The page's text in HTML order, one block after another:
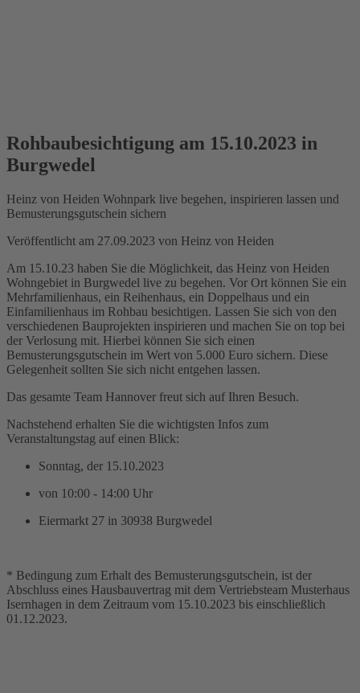
Rohbaubesichtigung am 15.10.2023 in
Burgwedel
Heinz von Heiden Wohnpark live begehen, inspirieren lassen und
Bemusterungsgutschein sichern
Veröffentlicht am 27.09.2023 von Heinz von Heiden
Am 15.10.23 haben Sie die Möglichkeit, das Heinz von Heiden
Wohngebiet in Burgwedel live zu begehen. Vor Ort können Sie ein
Mehrfamilienhaus, ein Reihenhaus, ein Doppelhaus und ein
Einfamilienhaus im Rohbau besichtigen. Lassen Sie sich von den
verschiedenen Bauprojekten inspirieren und machen Sie on top bei
der Verlosung mit. Hierbei können Sie sich einen
Bemusterungsgutschein im Wert von 5.000 Euro sichern. Diese
Gelegenheit sollten Sie sich nicht entgehen lassen.
Das gesamte Team Hannover freut sich auf Ihren Besuch.
Nachstehend erhalten Sie die wichtigsten Infos zum
Veranstaltungstag auf einen Blick:
Sonntag, der 15.10.2023
von 10:00 - 14:00 Uhr
Eiermarkt 27 in 30938 Burgwedel
* Bedingung zum Erhalt des Bemusterungsgutschein, ist der
Abschluss eines Hausbauvertrag mit dem Vertriebsteam Musterhaus
Isernhagen in dem Zeitraum vom 15.10.2023 bis einschließlich
01.12.2023.